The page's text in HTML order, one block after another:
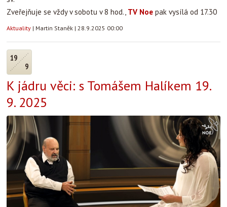
Zveřejňuje se vždy v sobotu v 8 hod., TV Noe pak vysílá od 17.30
Aktuality | Martin Staněk | 28.9.2025 00:00
19
9
K jádru věci: s Tomášem Halíkem 19.
9. 2025